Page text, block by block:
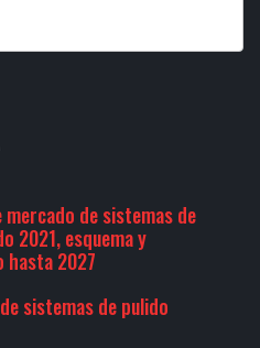
de sistemas de
2021, esquema y
hasta 2027
sistemas de pulido